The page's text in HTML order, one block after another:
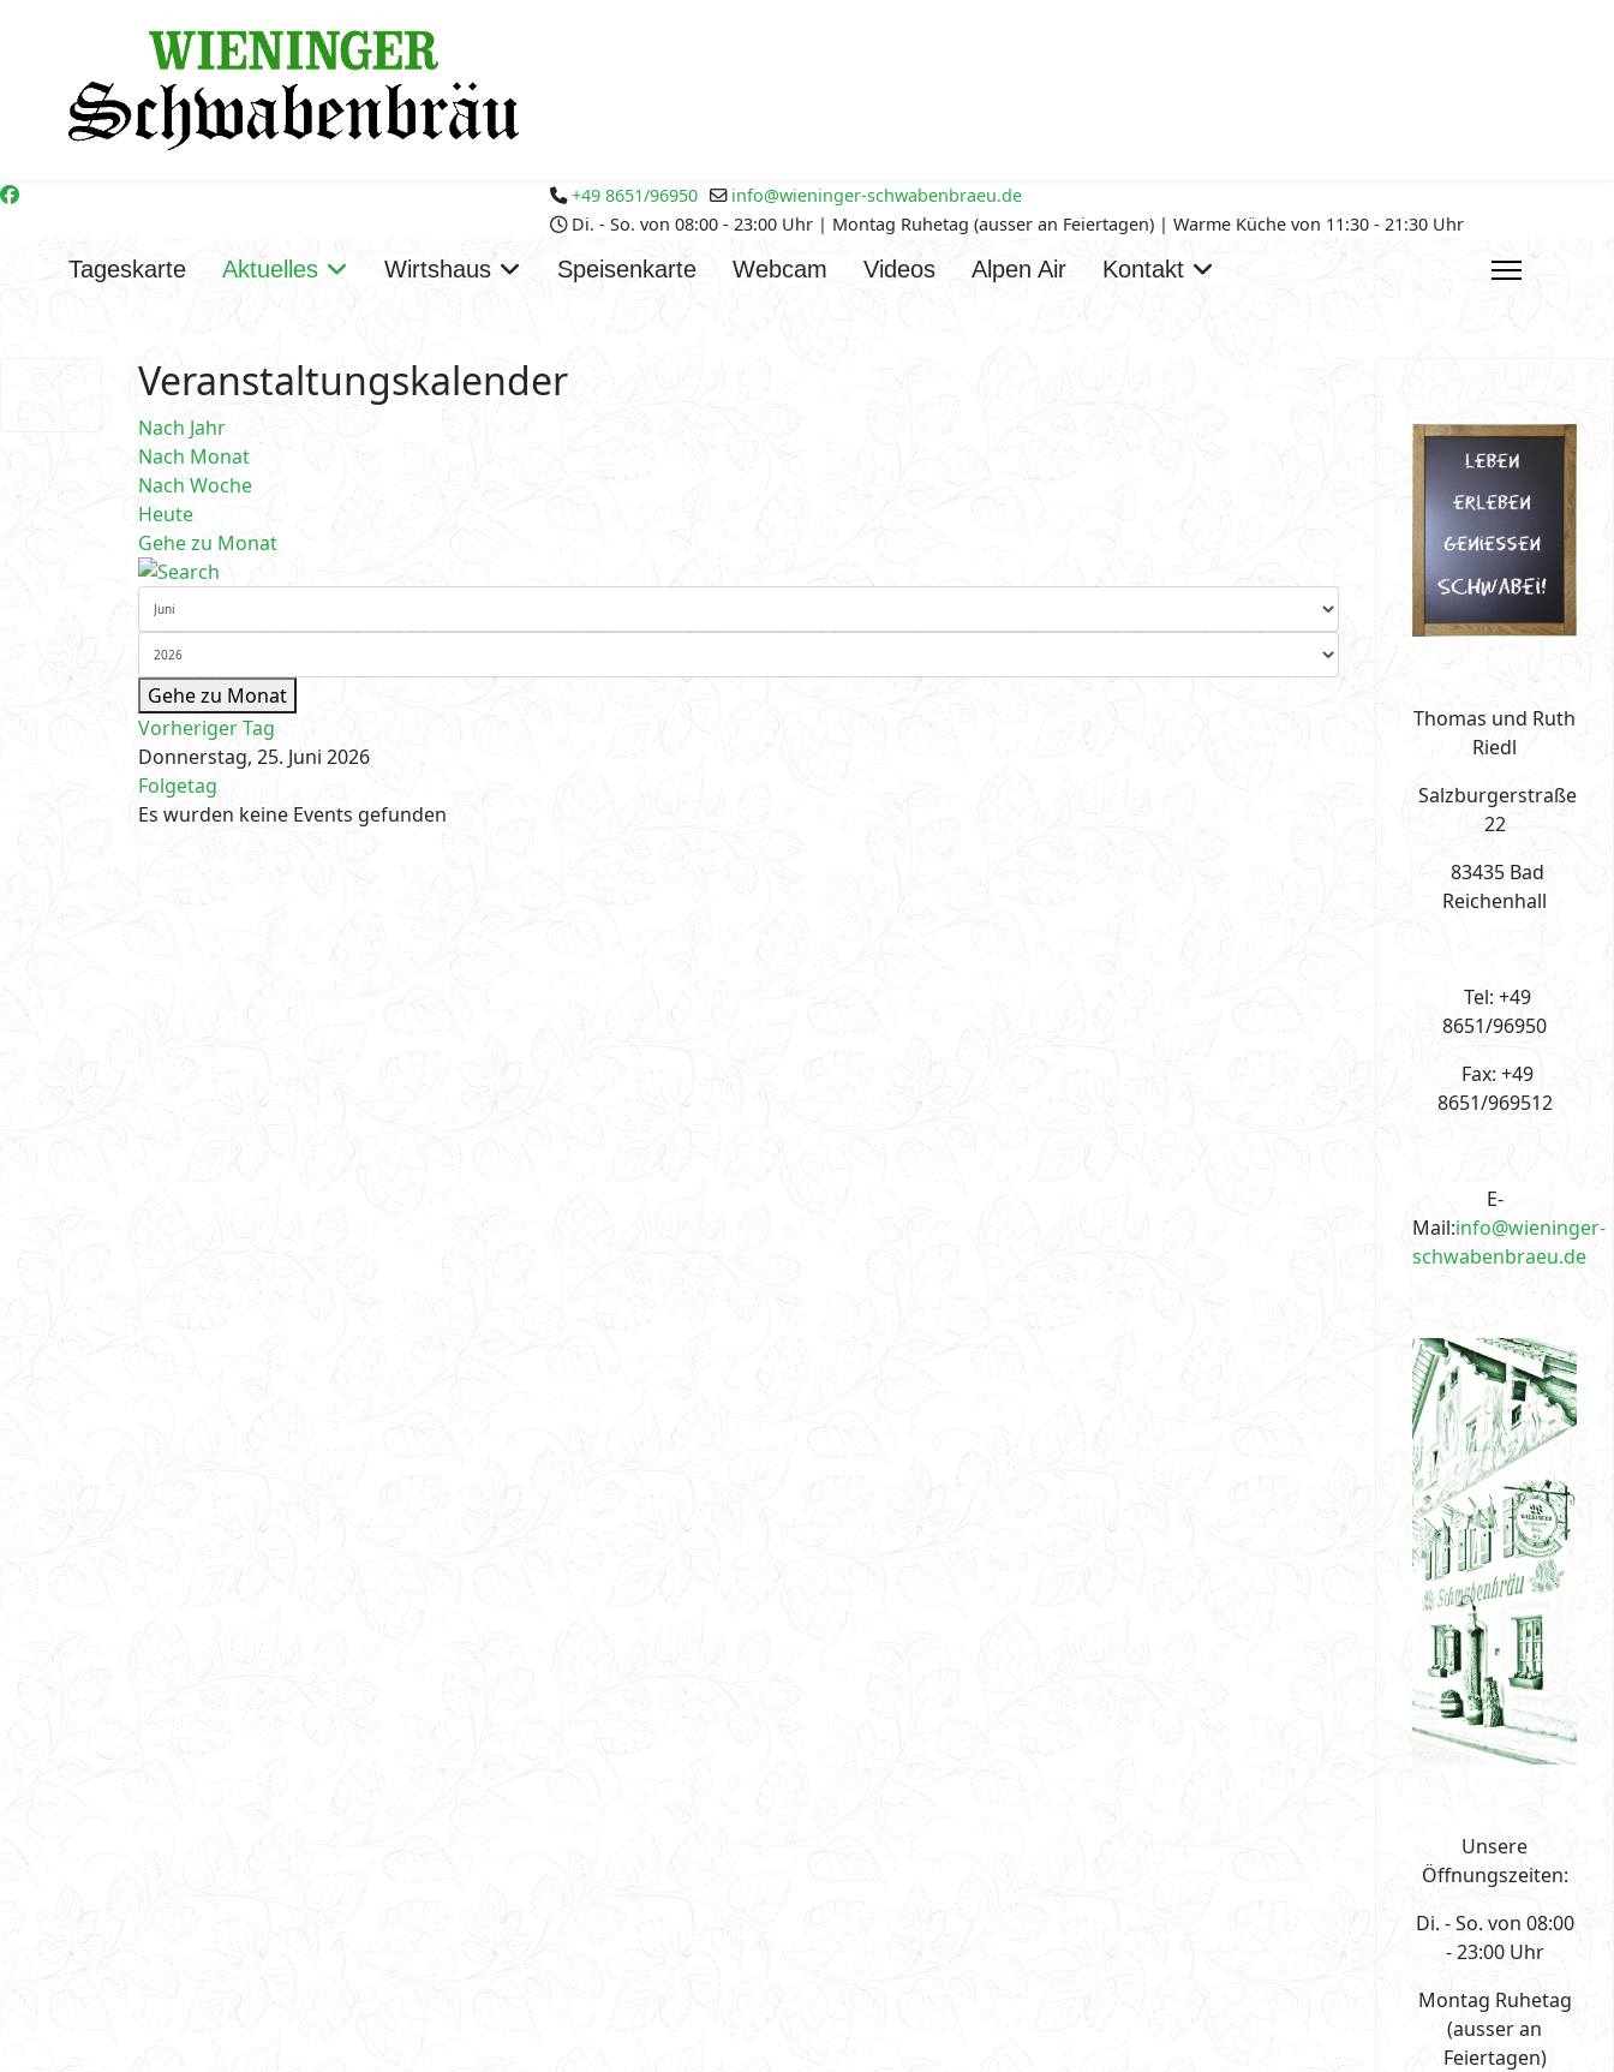
Tageskarte Aktuelles Wirtshaus Speisenkarte Webcam Videos Alpen Air Kontakt
+49 8651/96950
info@wieninger-schwabenbraeu.de
Di. - So. von 08:00 - 23:00 Uhr | Montag Ruhetag (ausser an Feiertagen) | Warme Küche von 11:30 - 21:30 Uhr
Veranstaltungskalender
Nach Jahr
Nach Monat
Nach Woche
Heute
Gehe zu Monat
Gehe zu Monat
Vorheriger Tag
Donnerstag, 25. Juni 2026
Folgetag
Es wurden keine Events gefunden
Thomas und Ruth
Riedl
Salzburgerstraße
22
83435 Bad
Reichenhall
Tel: +49
8651/96950
Fax: +49
8651/969512
E-
Mail:info@wieninger-
schwabenbraeu.de
Unsere
Öffnungszeiten:
Di. - So. von 08:00
- 23:00 Uhr
Montag Ruhetag
(ausser an
Feiertagen)